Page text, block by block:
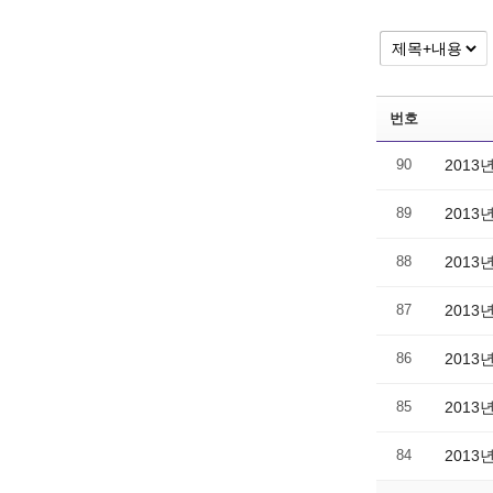
번호
90 2013
89 2013
88 2013
87 2013
86 2013
85 2013
84 2013